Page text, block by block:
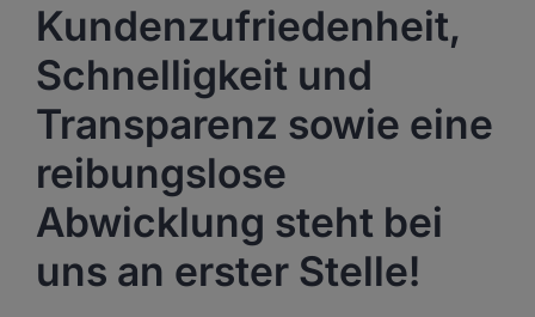
Kundenzufriedenheit,
Schnelligkeit und
Transparenz sowie eine
reibungslose
Abwicklung steht bei
uns an erster Stelle!